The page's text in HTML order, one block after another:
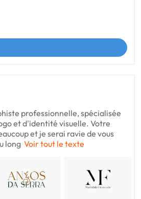
professionnelle, spécialisée
et d'identité visuelle. Votre
et je serai ravie de vous
long Voir tout le texte